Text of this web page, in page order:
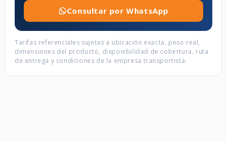
Consultar por WhatsApp
Tarifas referenciales sujetas a ubicación exacta, peso real,
dimensiones del producto, disponibilidad de cobertura, ruta
de entrega y condiciones de la empresa transportista.